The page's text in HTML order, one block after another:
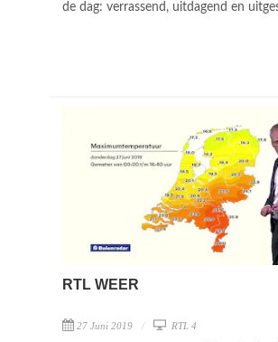
de dag: verrassend, uitdagend en
RTL WEER
27 Juni 2019 RTL 4